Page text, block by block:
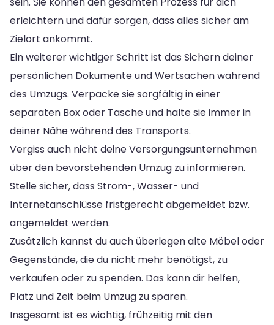
erleichtern und dafür sorgen, dass alles sicher am
Zielort ankommt.
Ein weiterer wichtiger Schritt ist das Sichern deiner
persönlichen Dokumente und Wertsachen während
des Umzugs. Verpacke sie sorgfältig in einer
separaten Box oder Tasche und halte sie immer in
deiner Nähe während des Transports.
Vergiss auch nicht deine Versorgungsunternehmen
über den bevorstehenden Umzug zu informieren.
Stelle sicher, dass Strom-, Wasser- und
Internetanschlüsse fristgerecht abgemeldet bzw.
angemeldet werden.
Zusätzlich kannst du auch überlegen alte Möbel oder
Gegenstände, die du nicht mehr benötigst, zu
verkaufen oder zu spenden. Das kann dir helfen,
Platz und Zeit beim Umzug zu sparen.
Insgesamt ist es wichtig, frühzeitig mit den